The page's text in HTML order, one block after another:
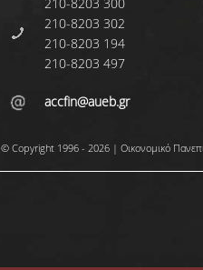
210-8203 302
210-8203 194
210-8203 497
accfin@aueb.gr
© Copyright 1996 - 2026 | Οικονομικό